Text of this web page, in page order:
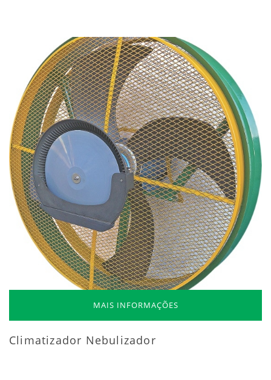
MAIS INFORMAÇÕES
Climatizador Nebulizador